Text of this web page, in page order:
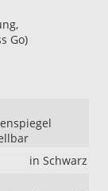
Go)
in Schwarz